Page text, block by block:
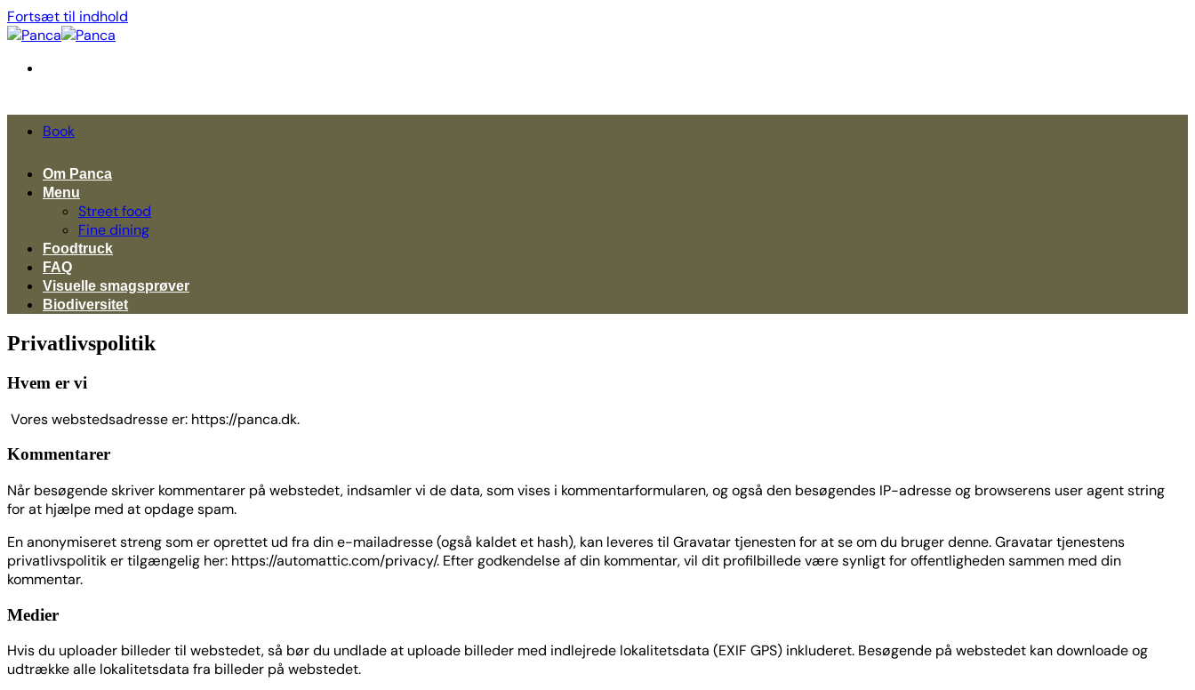
Fortsæt til indhold
Book
Om Panca
Menu
Street food
Fine dining
Foodtruck
FAQ
Visuelle smagsprøver
Biodiversitet
Privatlivspolitik
Hvem er vi
Vores webstedsadresse er: https://panca.dk.
Kommentarer
Når besøgende skriver kommentarer på webstedet, indsamler vi de data, som vises i kommentarformularen, og også den besøgendes IP-adresse og browserens user agent string
for at hjælpe med at opdage spam.
En anonymiseret streng som er oprettet ud fra din e-mailadresse (også kaldet et hash), kan leveres til Gravatar tjenesten for at se om du bruger denne. Gravatar tjenestens
privatlivspolitik er tilgængelig her: https://automattic.com/privacy/. Efter godkendelse af din kommentar, vil dit profilbillede være synligt for offentligheden sammen med din
kommentar.
Medier
Hvis du uploader billeder til webstedet, så bør du undlade at uploade billeder med indlejrede lokalitetsdata (EXIF GPS) inkluderet. Besøgende på webstedet kan downloade og
udtrække alle lokalitetsdata fra billeder på webstedet.